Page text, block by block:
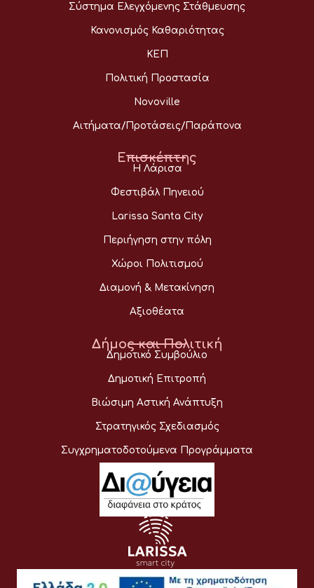
Σύστημα Ελεγχόμενης Στάθμευσης
Κανονισμός Καθαριότητας
ΚΕΠ
Πολιτική Προστασία
Novoville
Αιτήματα/Προτάσεις/Παράπονα
Επισκέπτης
Η Λάρισα
Φεστιβάλ Πηνειού
Larissa Santa City
Περιήγηση στην πόλη
Χώροι Πολιτισμού
Διαμονή & Μετακίνηση
Αξιοθέατα
Δήμος και Πολιτική
Δημοτικό Συμβούλιο
Δημοτική Επιτροπή
Βιώσιμη Αστική Ανάπτυξη
Στρατηγικός Σχεδιασμός
Συγχρηματοδοτούμενα Προγράμματα